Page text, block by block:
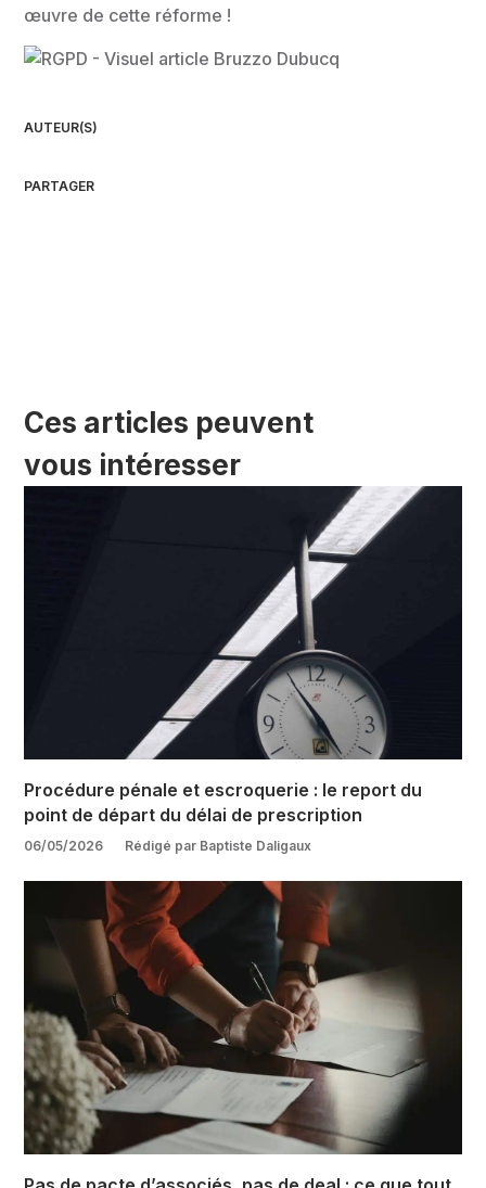
AUTEUR(S)
PARTAGER
œuvre de cette réforme !
Ces articles peuvent
vous intéresser
Procédure pénale et escroquerie : le report du
point de départ du délai de prescription
06/05/2026 Rédigé par Baptiste Daligaux